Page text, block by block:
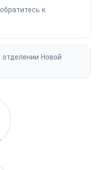
к
Новой